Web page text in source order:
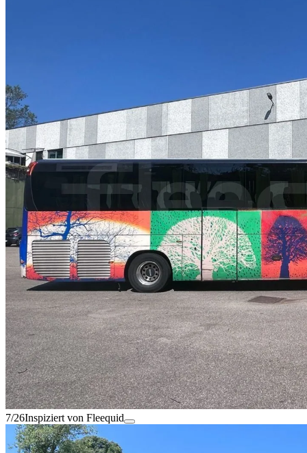
7/26Inspiziert von Fleequid